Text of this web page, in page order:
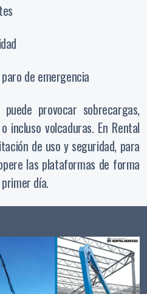
de emergencia
provocar sobrecargas,
incluso volcaduras. En Rental
de uso y seguridad, para
las plataformas de forma
día.